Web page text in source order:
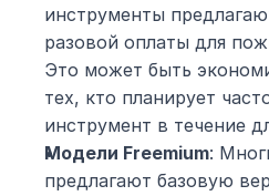
инструменты
разовой оплаты для
Это может быть
тех, кто планирует
инструмент в течение
Модели Freemium:
предлагают базовую